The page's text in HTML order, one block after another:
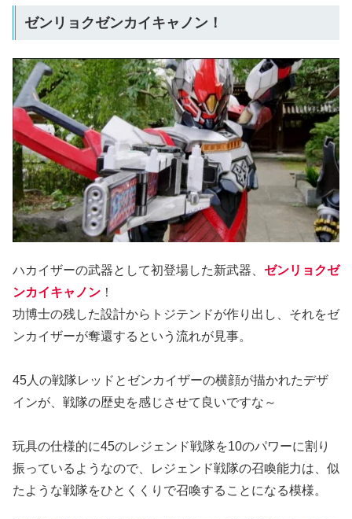
ゼンリョクゼンカイキャノン！
ハカイザーの武器として初登場した新武器、 ゼンリョクゼ
ンカイキャノン ！
功博士の残した設計からトジテンドが作り出し、それをゼ
ンカイザーが奪還するという流れが見事。
45人の戦隊レッドとゼンカイザーの横顔が描かれたデザ
インが、戦隊の歴史を感じさせて良いですな～
玩具の仕様的に45のレジェンド戦隊を10のパワーに割り
振っているようなので、レジェンド戦隊の召喚能力は、似
たような戦隊をひとくくりで召喚することになる模様。